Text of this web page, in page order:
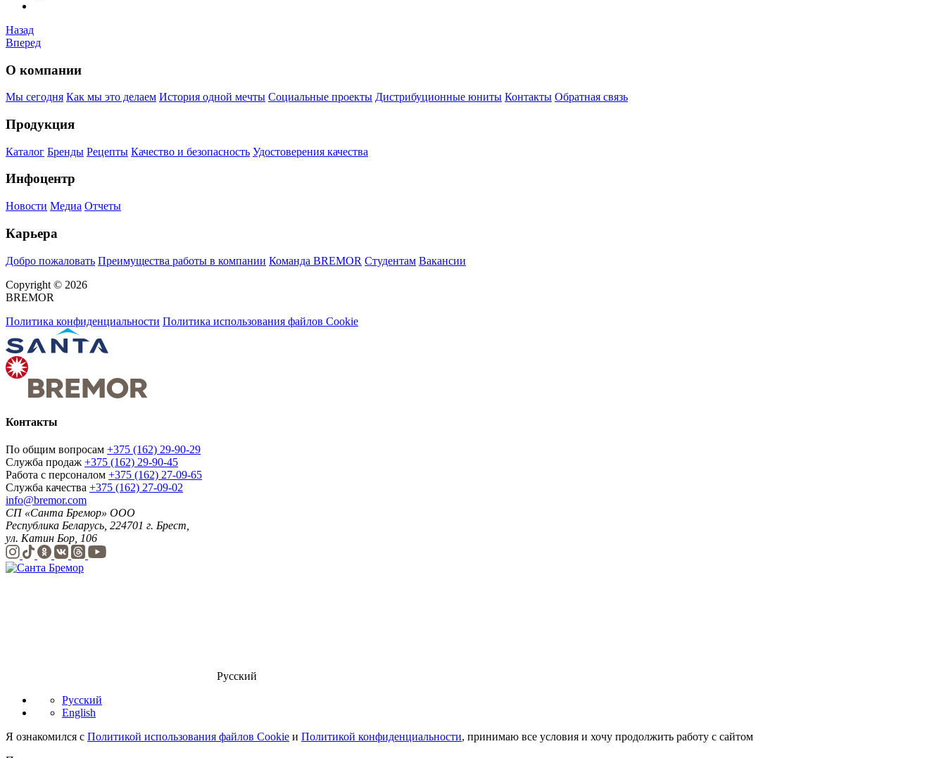
Назад
Вперед
О компании
Мы сегодня Как мы это делаем История одной мечты Социальные проекты Дистрибуционные юниты Контакты Обратная связь
Продукция
Каталог Бренды Рецепты Качество и безопасность Удостоверения качества
Инфоцентр
Новости Медиа Отчеты
Карьера
Добро пожаловать Преимущества работы в компании Команда BREMOR Студентам Вакансии
Copyright © 2026
BREMOR
Политика конфиденциальности Политика использования файлов Cookie
Контакты
По общим вопросам +375 (162) 29-90-29
Служба продаж +375 (162) 29-90-45
Работа с персоналом +375 (162) 27-09-65
Служба качества +375 (162) 27-09-02
info@bremor.com
СП «Санта Бремор» ООО
Республика Беларусь, 224701 г. Брест,
ул. Катин Бор, 106
Русский
Русский
English
Я ознакомился с Политикой использования файлов Cookie и Политикой конфиденциальности, принимаю все условия и хочу продолжить работу с сайтом